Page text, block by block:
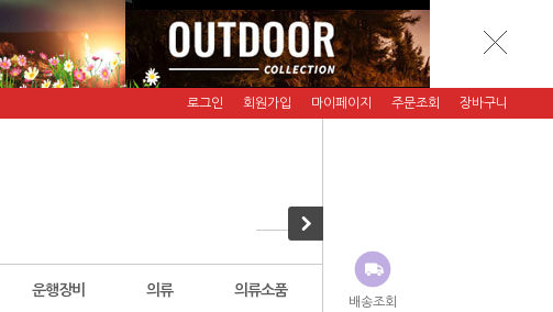
배송조회
로그인 회원가입 마이페이지 주문조회 장바구니
운행장비 의류 의류소품 악세서리